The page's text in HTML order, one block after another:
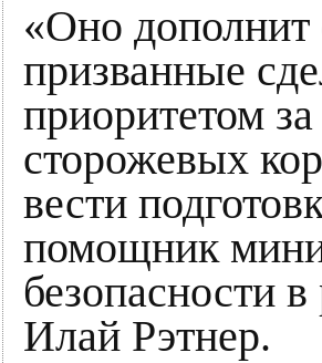
«Оно дополнит
призванные
приоритетом
сторожевых
вести
помощник
безопасности
Илай Рэтнер.